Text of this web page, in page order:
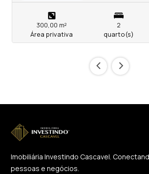
300,00 m²
Área privativa
2
quarto(s)
‹ ›
Imobiliária Investindo Cascavel.
pessoas e negócios.